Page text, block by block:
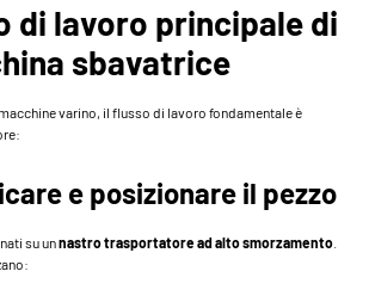
di lavoro principale di
sbavatrice
varino, il flusso di lavoro fondamentale è
e posizionare il pezzo
su unnastro trasportatore ad alto smorzamento